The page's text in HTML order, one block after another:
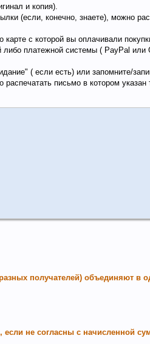
и копия).
(если, конечно, знаете), можно
с которой вы оплачивали
платежной системы ( PayPal или
( если есть) или запомните/
письмо в котором указан
получателей) объединяют в
не согласны с начисленной